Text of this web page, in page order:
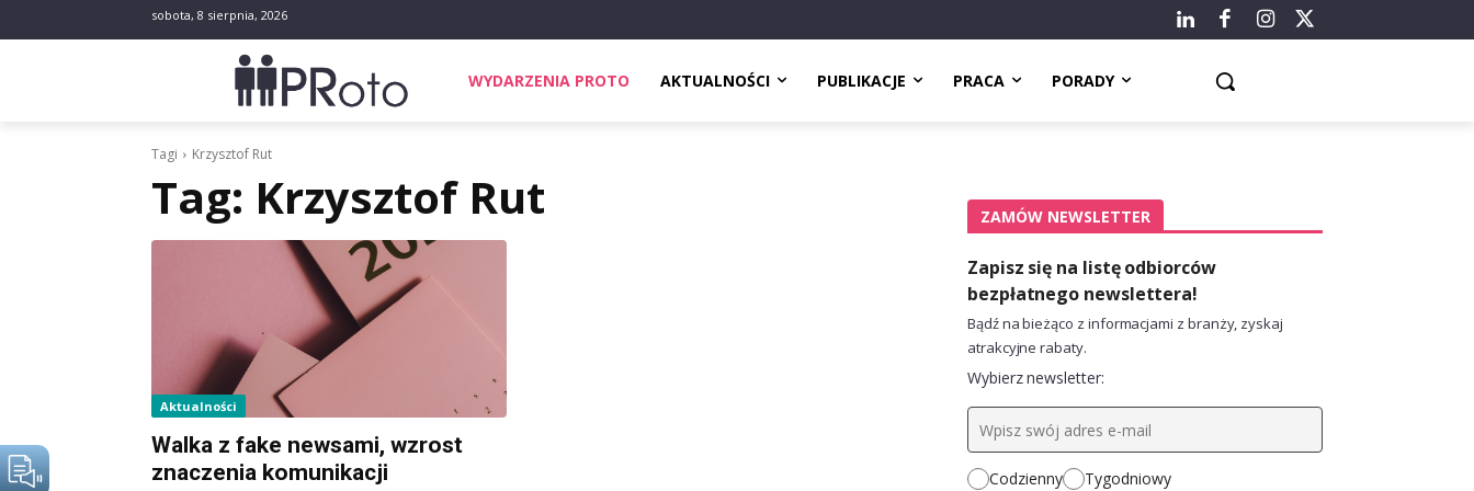
sobota, 8 sierpnia, 2026
WYDARZENIA PROTO AKTUALNOŚCI PUBLIKACJE PRACA PORADY
Tagi Krzysztof Rut
Tag: Krzysztof Rut
Aktualności
Walka z fake newsami, wzrost
znaczenia komunikacji
ZAMÓW NEWSLETTER
Zapisz się na listę odbiorców
bezpłatnego newslettera!
Bądź na bieżąco z informacjami z branży, zyskaj
atrakcyjne rabaty.
Wybierz newsletter:
Codzienny Tygodniowy